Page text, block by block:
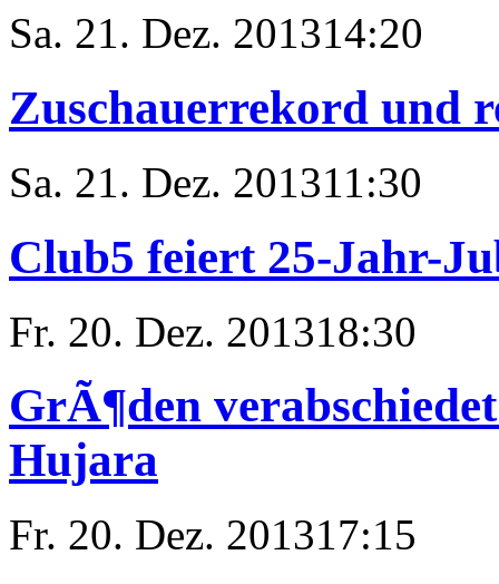
Sa. 21. Dez. 201314:20
Zuschauerrekord und
Sa. 21. Dez. 201311:30
Club5 feiert 25-Jahr-
Fr. 20. Dez. 201318:30
GrÃ¶den
Hujara
Fr. 20. Dez. 201317:15